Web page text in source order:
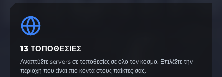
13 ΤΟΠΟΘΕΣΊΕΣ
Αναπτύξτε servers σε τοποθεσίες σε όλο τον κόσμο. Επιλέξτε την
περιοχή που είναι πιο κοντά στους παίκτες σας.